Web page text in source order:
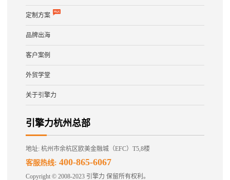
定制方案
品牌出海
客户案例
外贸学堂
关于引擎力
引擎力杭州总部
地址: 杭州市余杭区欧美金融城（EFC）T5,8楼
客服热线: 400-865-6067
Copyright © 2008-2023 引擎力 保留所有权利。